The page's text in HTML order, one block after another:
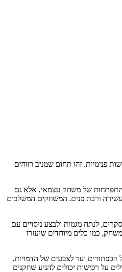
פנימיות. זהו תחום שמניב רווחים
להתפתחות של משחק עצמאי, אלא גם
עשירה ורבת פנים. המשחקים המשלבים
לנתח מגמות ולבצע ניסויים עם
כמו כלים מיוחדים שיעזרו
ועד לצבעים של הדמויות,
על רכישות יכולים להניע שחקנים